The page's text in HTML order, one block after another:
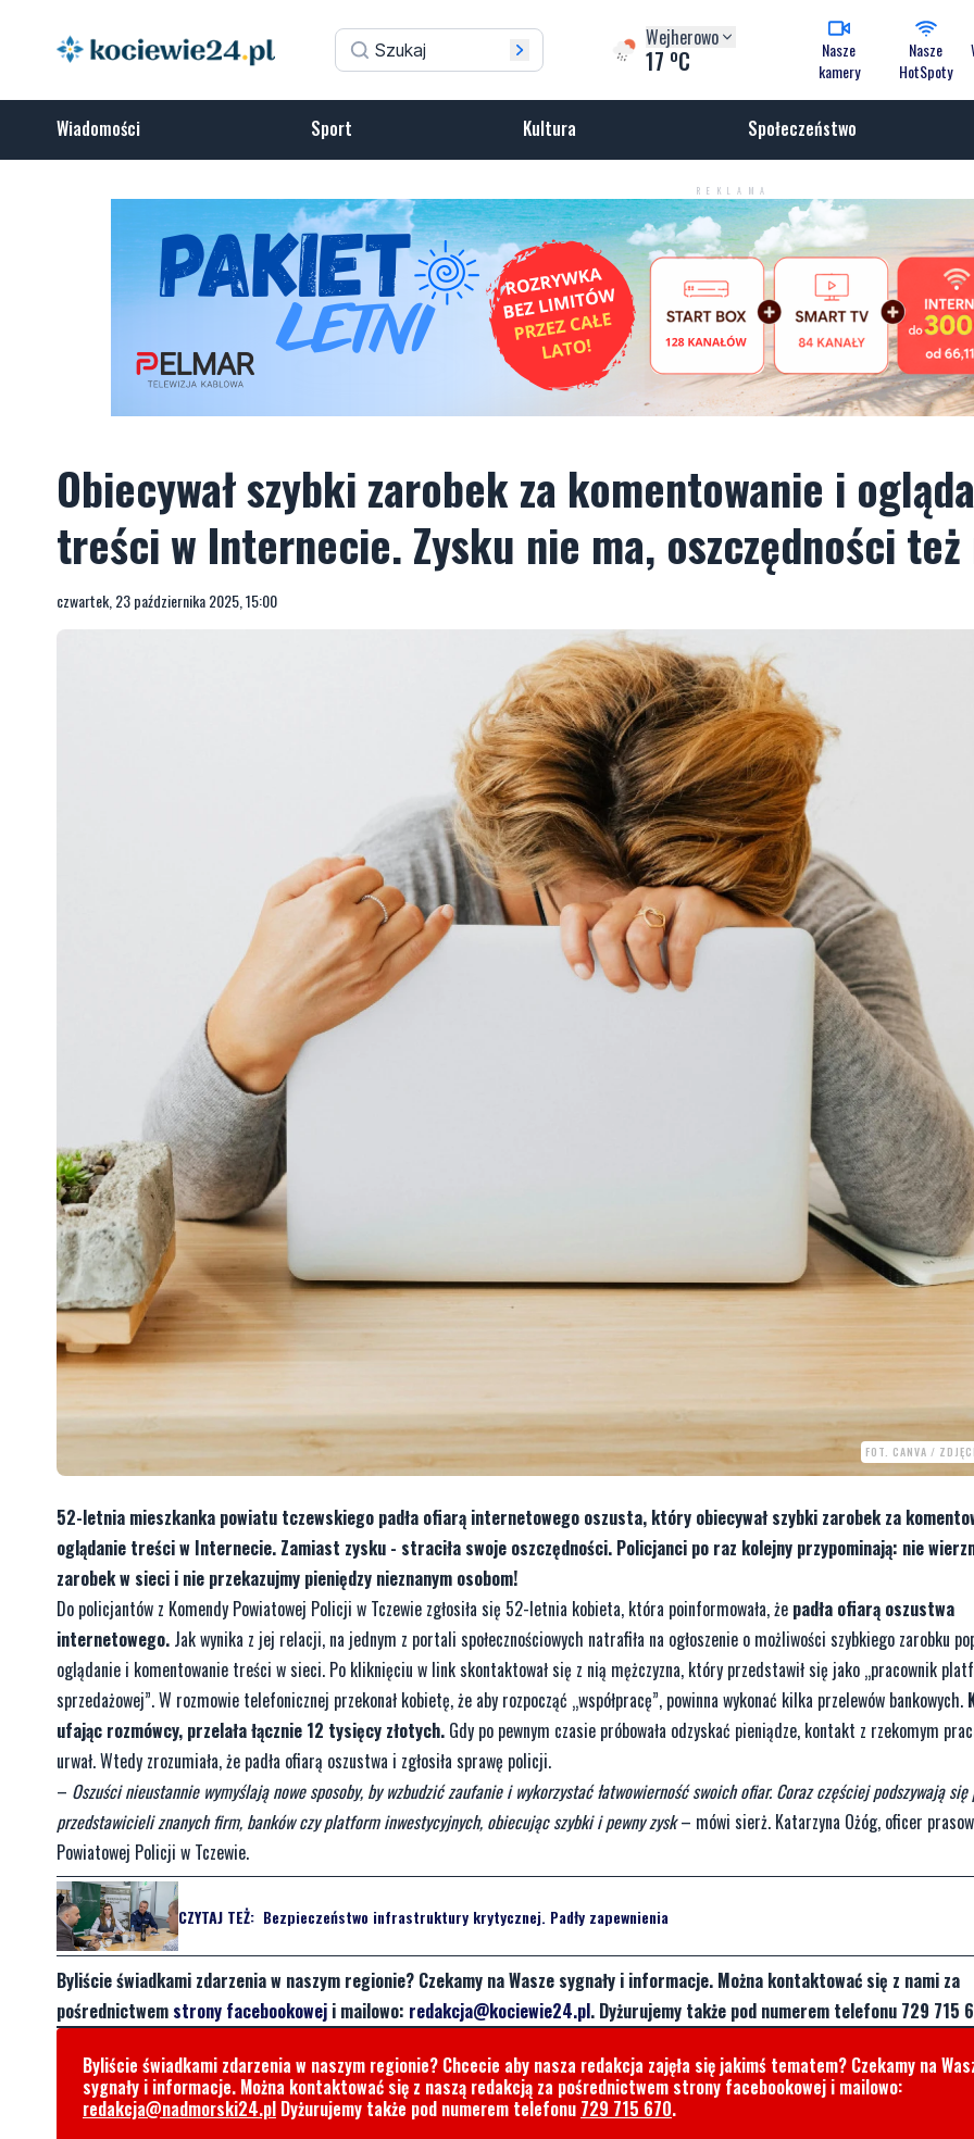
Wejherowo
17 oC
Nasze
kamery
Nasze
HotSpoty
Wiadomości Sport Kultura Społeczeństwo
REKLAMA
Obiecywał szybki zarobek za komentowanie i
treści w Internecie. Zysku nie ma, oszczędności też
czwartek, 23 października 2025, 15:00
FOT. CANVA /
52-letnia mieszkanka powiatu tczewskiego padła ofiarą internetowego oszusta, który obiecywał szybki zarobek za
oglądanie treści w Internecie. Zamiast zysku - straciła swoje oszczędności. Policjanci po raz kolejny przypominają: nie
zarobek w sieci i nie przekazujmy pieniędzy nieznanym osobom!
Do policjantów z Komendy Powiatowej Policji w Tczewie zgłosiła się 52-letnia kobieta, która poinformowała, że padła ofiarą oszustwa
internetowego. Jak wynika z jej relacji, na jednym z portali społecznościowych natrafiła na ogłoszenie o możliwości szybkiego zarobku
oglądanie i komentowanie treści w sieci. Po kliknięciu w link skontaktował się z nią mężczyzna, który przedstawił się jako „pracownik
sprzedażowej”. W rozmowie telefonicznej przekonał kobietę, że aby rozpocząć „współpracę”, powinna wykonać kilka przelewów bankowych.
ufając rozmówcy, przelała łącznie 12 tysięcy złotych. Gdy po pewnym czasie próbowała odzyskać pieniądze, kontakt z rzekomym
urwał. Wtedy zrozumiała, że padła ofiarą oszustwa i zgłosiła sprawę policji.
– Oszuści nieustannie wymyślają nowe sposoby, by wzbudzić zaufanie i wykorzystać łatwowierność swoich ofiar. Coraz częściej podszywają się
przedstawicieli znanych firm, banków czy platform inwestycyjnych, obiecując szybki i pewny zysk– mówi sierż. Katarzyna Ożóg, oficer
Powiatowej Policji w Tczewie.
CZYTAJ TEŻ: Bezpieczeństwo infrastruktury krytycznej. Padły zapewnienia
Byliście świadkami zdarzenia w naszym regionie? Czekamy na Wasze sygnały i informacje. Można kontaktować się z nami za
pośrednictwem strony facebookowej i mailowo: redakcja@kociewie24.pl. Dyżurujemy także pod numerem telefonu 729 715
Byliście świadkami zdarzenia w naszym regionie? Chcecie aby nasza redakcja zajęła się jakimś tematem? Czekamy na
sygnały i informacje. Można kontaktować się z naszą redakcją za pośrednictwem strony facebookowej i mailowo:
redakcja@nadmorski24.pl Dyżurujemy także pod numerem telefonu 729 715 670.